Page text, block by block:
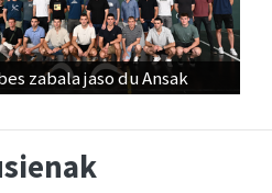
zabala jaso du Ansak